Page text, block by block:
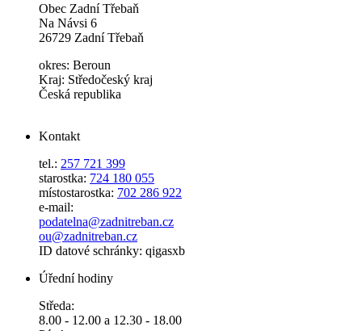
Obec Zadní Třebaň
Na Návsi 6
26729 Zadní Třebaň
okres: Beroun
Kraj: Středočeský kraj
Česká republika
Kontakt
tel.: 257 721 399
starostka: 724 180 055
místostarostka: 702 286 922
e-mail:
podatelna@zadnitreban.cz
ou@zadnitreban.cz
ID datové schránky: qigasxb
Úřední hodiny
Středa:
8.00 - 12.00 a 12.30 - 18.00